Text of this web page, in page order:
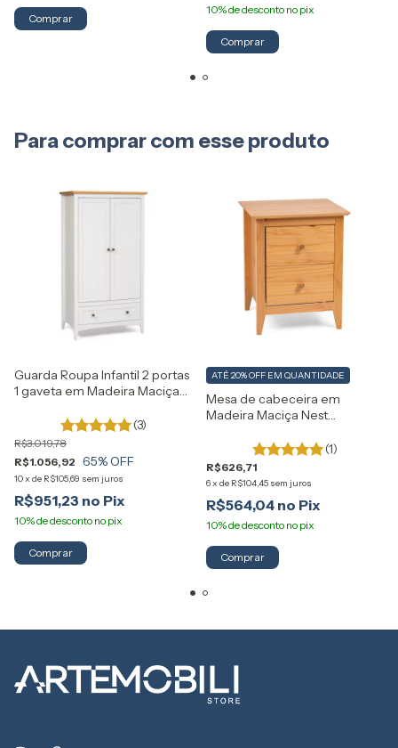
Comprar
Para comprar com esse produto
Guarda Roupa Infantil 2 portas
1 gaveta em Madeira Maciça
(3)
R$1.056,92
R$3.019,78
65% OFF
10x de R$105,69 sem juros
R$951,23
Comprar
Mesa de cabeceira em
Madeira Maciça Nest
(1)
R$626,71
6x de R$104,45 sem juros
ATÉ 20% OFF EM QUANTIDADE
R$564,04
Comprar